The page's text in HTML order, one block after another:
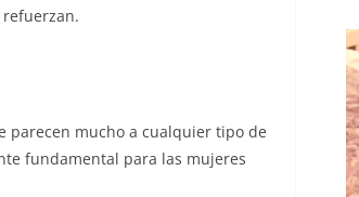
parecen mucho a cualquier tipo de
fundamental para las mujeres